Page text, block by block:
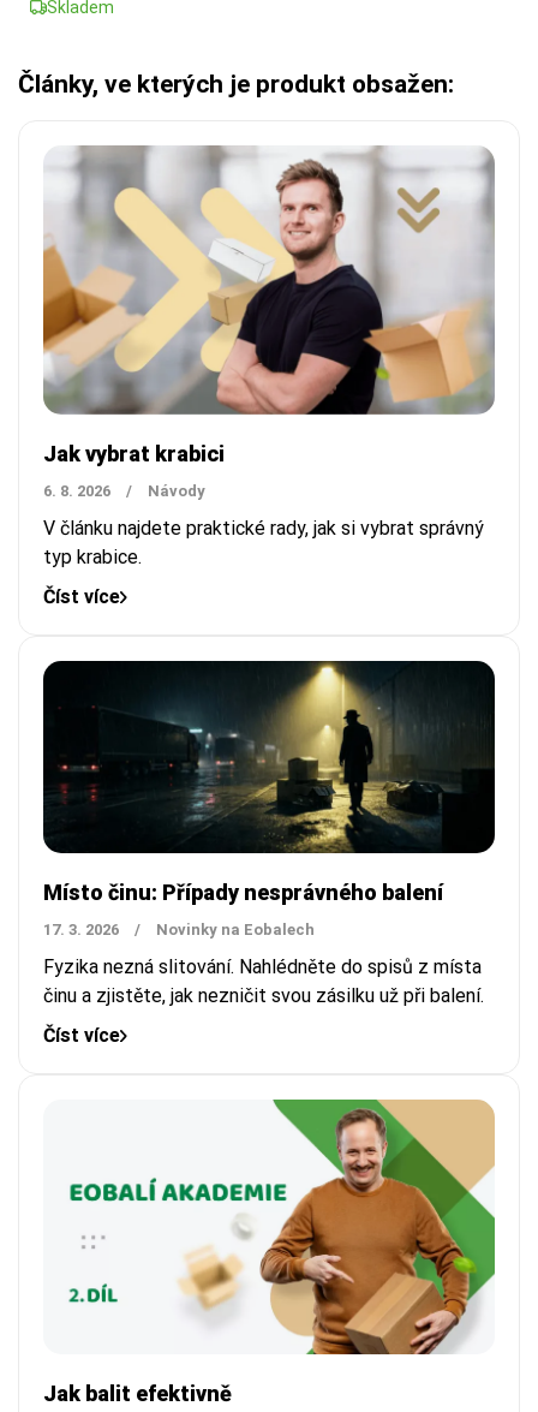
Skladem
Články, ve kterých je produkt obsažen:
Jak vybrat krabici
6. 8. 2026 / Návody
V článku najdete praktické rady, jak si vybrat správný
typ krabice.
Číst více
Místo činu: Případy nesprávného balení
17. 3. 2026 / Novinky na Eobalech
Fyzika nezná slitování. Nahlédněte do spisů z místa
činu a zjistěte, jak nezničit svou zásilku už při balení.
Číst více
Jak balit efektivně